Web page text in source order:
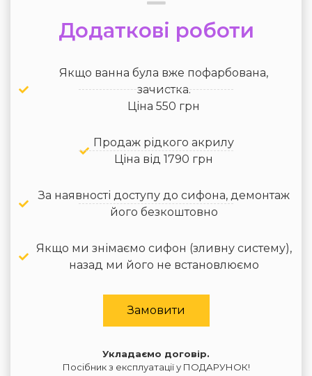
Додаткові роботи
Якщо ванна була вже пофарбована,
зачистка.
Ціна 550 грн
Продаж рідкого акрилу
Ціна від 1790 грн
За наявності доступу до сифона, демонтаж
його безкоштовно
Якщо ми знімаємо сифон (зливну систему),
назад ми його не встановлюємо
Замовити
Укладаємо договір.
Посібник з експлуатації у ПОДАРУНОК!